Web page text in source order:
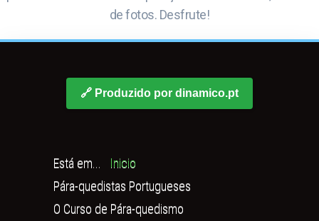
de fotos. Desfrute!
🔗 Produzido por dinamico.pt
Está em...
Inicio
Pára-quedistas Portugueses
O Curso de Pára-quedismo